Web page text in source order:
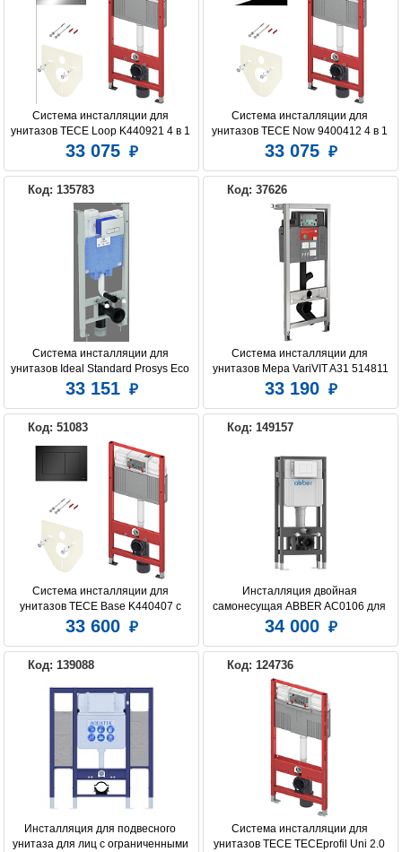
OLI TECE
VIEGA VITRA
Система инсталляции для
унитазов TECE Loop K440921 4 в 1
с кнопкой смыва
33 075
Система инсталляции для
унитазов TECE Now 9400412 4 в 1
с кнопкой смыва
33 075
Код: 135783
Система инсталляции для
унитазов Ideal Standard Prosys Eco
Frame M R0309AA с кнопкой смыва
33 151
Код: 37626
Система инсталляции для
унитазов Mepa VariVIT A31 514811
33 190
Код: 51083
Система инсталляции для
унитазов TECE Base K440407 с
кнопкой смыва
33 600
Код: 149157
Инсталляция двойная
самонесущая ABBER AC0106 для
двух подвесных унитазов
34 000
Код: 139088
Инсталляция для подвесного
унитаза для лиц с ограниченными
Код: 124736
Система инсталляции для
унитазов TECE TECEprofil Uni 2.0